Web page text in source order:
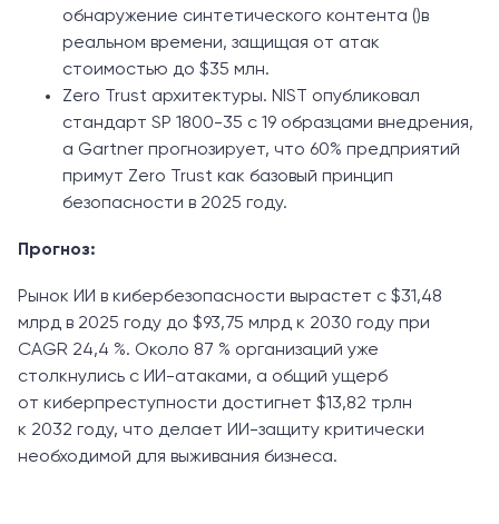
обнаружение синтетического контента ()в
реальном времени, защищая от атак
стоимостью до $35 млн.
Zero Trust архитектуры. NIST опубликовал
стандарт SP 1800-35 с 19 образцами внедрения,
а Gartner прогнозирует, что 60% предприятий
примут Zero Trust как базовый принцип
безопасности в 2025 году.
Прогноз:
Рынок ИИ в кибербезопасности вырастет с $31,48
млрд в 2025 году до $93,75 млрд к 2030 году при
CAGR 24,4 %. Около 87 % организаций уже
столкнулись с ИИ-атаками, а общий ущерб
от киберпреступности достигнет $13,82 трлн
к 2032 году, что делает ИИ-защиту критически
необходимой для выживания бизнеса.